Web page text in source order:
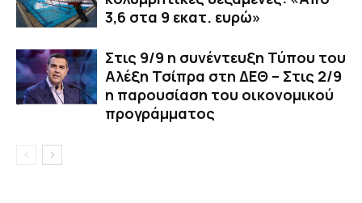
3,6 στα 9 εκατ. ευρώ»
Στις 9/9 η συνέντευξη Τύπου του
Αλέξη Τσίπρα στη ΔΕΘ – Στις 2/9
η παρουσίαση του οικονομικού
προγράμματος